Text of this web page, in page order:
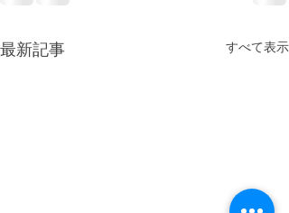
最新記事 すべて表示